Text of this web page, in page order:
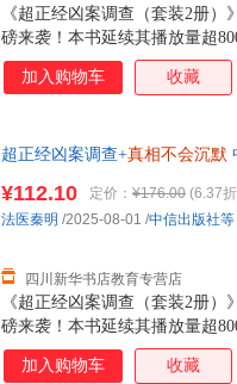
《超正经凶案调查（套装2册
磅来袭！本书延续其播放量超
视角，层层剖析并延伸案件细
快感！◆ 谣言的天敌是思考，
刑侦与法医类干货。秦明在每
与第1季“都市篇”不同，“山海
案侦查。野外痕迹更易消失、
加入购物车 收藏
超正经凶案调查+真相不会沉默
《超正经凶案调查（套装2册
磅来袭！本书延续其播放量超
视角，层层剖析并延伸案件细
快感！◆ 谣言的天敌是思考，
¥112.10 定价： ¥176.00 (6.37
四川新华书店教育专营店
法医秦明 /2025-08-01 /中信出版社等
加入购物车 收藏